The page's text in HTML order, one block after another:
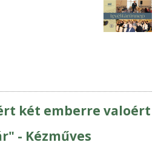
két emberre valoért
- Kézműves